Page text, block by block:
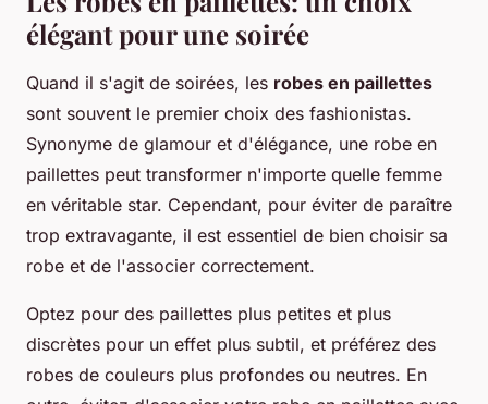
élégant pour une soirée
Quand il s'agit de soirées, les robes en paillettes
sont souvent le premier choix des fashionistas.
Synonyme de glamour et d'élégance, une robe en
paillettes peut transformer n'importe quelle femme
en véritable star. Cependant, pour éviter de paraître
trop extravagante, il est essentiel de bien choisir sa
robe et de l'associer correctement.
Optez pour des paillettes plus petites et plus
discrètes pour un effet plus subtil, et préférez des
robes de couleurs plus profondes ou neutres. En